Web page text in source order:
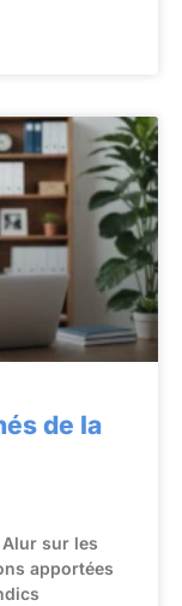
de la
sur les
apportées